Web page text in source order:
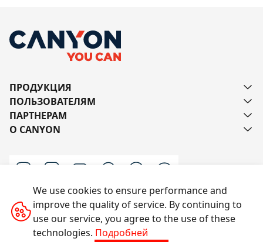
ПРОДУКЦИЯ
ПОЛЬЗОВАТЕЛЯМ
ПАРТНЕРАМ
О CANYON
Напишите нам
We use cookies to ensure performance and
improve the quality of service. By continuing to
use our service, you agree to the use of these
technologies. Подробней